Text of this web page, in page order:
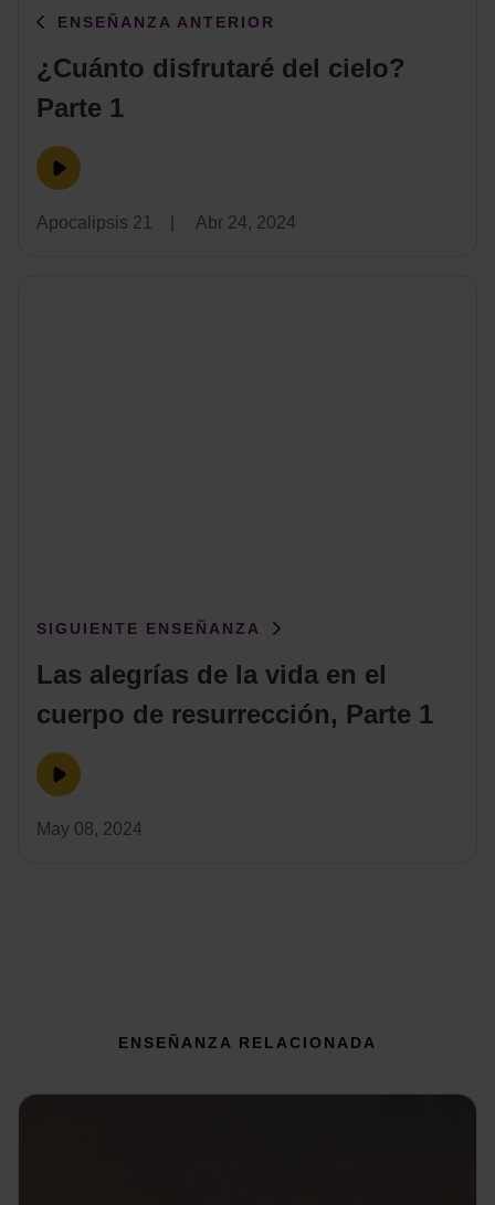
ENSEÑANZA ANTERIOR
¿Cuánto disfrutaré del cielo?
Parte 1
Apocalipsis 21 Abr 24, 2024
SIGUIENTE ENSEÑANZA
Las alegrías de la vida en el
cuerpo de resurrección, Parte 1
May 08, 2024
ENSEÑANZA RELACIONADA